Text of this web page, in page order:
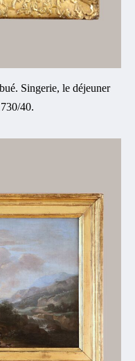
Singerie, le déjeuner
40.